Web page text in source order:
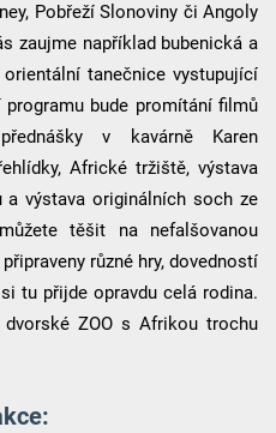
Pobřeží Slonoviny či Angoly
zaujme například bubenická a
tanečnice vystupující
programu bude promítání filmů
v kavárně Karen
Africké tržiště, výstava
výstava originálních soch ze
těšit na nefalšovanou
různé hry, dovedností
tu přijde opravdu celá rodina.
ZOO s Afrikou trochu